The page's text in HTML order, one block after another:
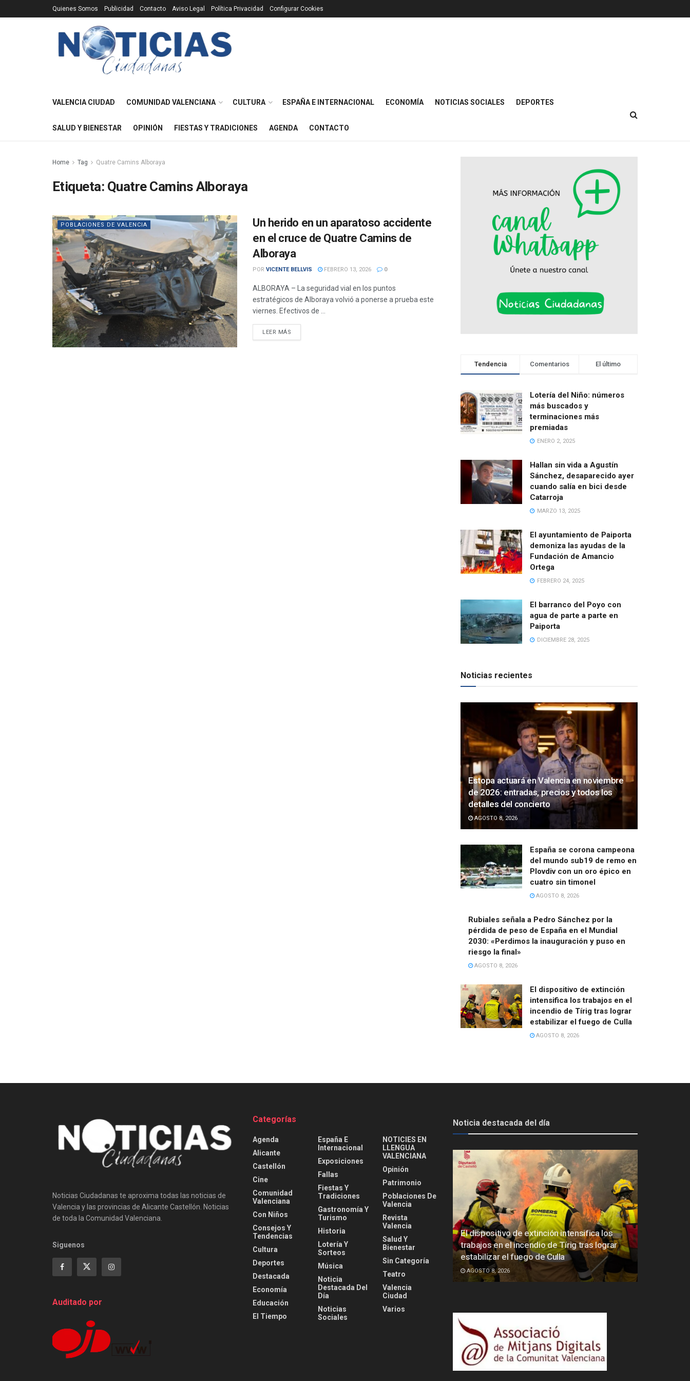
Quienes Somos Publicidad Contacto Aviso Legal Política Privacidad Configurar Cookies
VALENCIA CIUDAD COMUNIDAD VALENCIANA CULTURA ESPAÑA E INTERNACIONAL ECONOMÍA NOTICIAS SOCIALES DEPORTES
SALUD Y BIENESTAR OPINIÓN FIESTAS Y TRADICIONES AGENDA CONTACTO
Home Tag Quatre Camins Alboraya
Etiqueta: Quatre Camins Alboraya
POBLACIONES DE VALENCIA
Un herido en un aparatoso accidente
en el cruce de Quatre Camins de
Alboraya
POR VICENTE BELLVIS FEBRERO 13, 2026 0
ALBORAYA – La seguridad vial en los puntos
estratégicos de Alboraya volvió a ponerse a prueba este
viernes. Efectivos de ...
LEER MÁS
Tendencia Comentarios El último
Lotería del Niño: números
más buscados y
terminaciones más
premiadas
ENERO 2, 2025
Hallan sin vida a Agustín
Sánchez, desaparecido ayer
cuando salía en bici desde
Catarroja
MARZO 13, 2025
El ayuntamiento de Paiporta
demoniza las ayudas de la
Fundación de Amancio
Ortega
FEBRERO 24, 2025
El barranco del Poyo con
agua de parte a parte en
Paiporta
DICIEMBRE 28, 2025
Noticias recientes
Estopa actuará en Valencia en noviembre
de 2026: entradas, precios y todos los
detalles del concierto
AGOSTO 8, 2026
España se corona campeona
del mundo sub19 de remo en
Plovdiv con un oro épico en
cuatro sin timonel
AGOSTO 8, 2026
Rubiales señala a Pedro Sánchez por la
pérdida de peso de España en el Mundial
2030: «Perdimos la inauguración y puso en
riesgo la final»
AGOSTO 8, 2026
El dispositivo de extinción
intensifica los trabajos en el
incendio de Tírig tras lograr
estabilizar el fuego de Culla
AGOSTO 8, 2026
Noticias Ciudadanas te aproxima todas las noticias de
Valencia y las provincias de Alicante Castellón. Noticias
de toda la Comunidad Valenciana.
Siguenos
Auditado por
Categorías
Agenda
Alicante
Castellón
Cine
Comunidad
Valenciana
Con Niños
Consejos Y
Tendencias
Cultura
Deportes
Destacada
Economía
Educación
El Tiempo
España E
Internacional
Exposiciones
Fallas
Fiestas Y
Tradiciones
Gastronomía Y
Turismo
Historia
Lotería Y
Sorteos
Música
Noticia
Destacada Del
Día
Noticias
Sociales
NOTICIES EN
LLENGUA
VALENCIANA
Opinión
Patrimonio
Poblaciones De
Valencia
Revista
Valencia
Salud Y
Bienestar
Sin Categoría
Teatro
Valencia
Ciudad
Varios
Noticia destacada del día
El dispositivo de extinción intensifica los
trabajos en el incendio de Tírig tras lograr
estabilizar el fuego de Culla
AGOSTO 8, 2026